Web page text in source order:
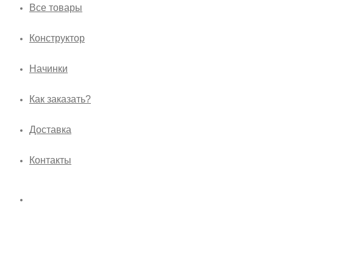
Все товары
Конструктор
Начинки
Как заказать?
Доставка
Контакты